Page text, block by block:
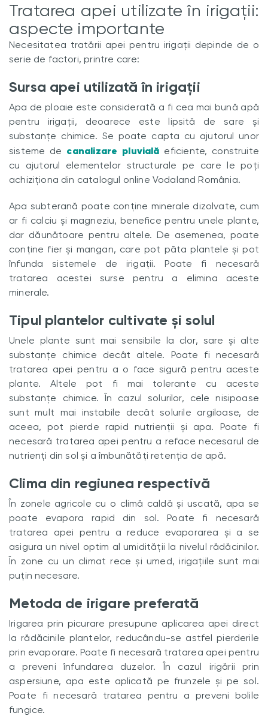
Tratarea apei utilizate în irigații:
aspecte importante
Necesitatea tratării apei pentru irigații depinde de o
serie de factori, printre care:
Sursa apei utilizată în irigații
Apa de ploaie este considerată a fi cea mai bună apă
pentru irigații, deoarece este lipsită de sare și
substanțe chimice. Se poate capta cu ajutorul unor
sisteme de canalizare pluvială eficiente, construite
cu ajutorul elementelor structurale pe care le poți
achiziționa din catalogul online Vodaland România.
Apa subterană poate conține minerale dizolvate, cum
ar fi calciu și magneziu, benefice pentru unele plante,
dar dăunătoare pentru altele. De asemenea, poate
conține fier și mangan, care pot păta plantele și pot
înfunda sistemele de irigații. Poate fi necesară
tratarea acestei surse pentru a elimina aceste
minerale.
Tipul plantelor cultivate și solul
Unele plante sunt mai sensibile la clor, sare și alte
substanțe chimice decât altele. Poate fi necesară
tratarea apei pentru a o face sigură pentru aceste
plante. Altele pot fi mai tolerante cu aceste
substanțe chimice. În cazul solurilor, cele nisipoase
sunt mult mai instabile decât solurile argiloase, de
aceea, pot pierde rapid nutrienții și apa. Poate fi
necesară tratarea apei pentru a reface necesarul de
nutrienți din sol și a îmbunătăți retenția de apă.
Clima din regiunea respectivă
În zonele agricole cu o climă caldă și uscată, apa se
poate evapora rapid din sol. Poate fi necesară
tratarea apei pentru a reduce evaporarea și a se
asigura un nivel optim al umidității la nivelul rădăcinilor.
În zone cu un climat rece și umed, irigațiile sunt mai
puțin necesare.
Metoda de irigare preferată
Irigarea prin picurare presupune aplicarea apei direct
la rădăcinile plantelor, reducându-se astfel pierderile
prin evaporare. Poate fi necesară tratarea apei pentru
a preveni înfundarea duzelor. În cazul irigării prin
aspersiune, apa este aplicată pe frunzele și pe sol.
Poate fi necesară tratarea pentru a preveni bolile
fungice.